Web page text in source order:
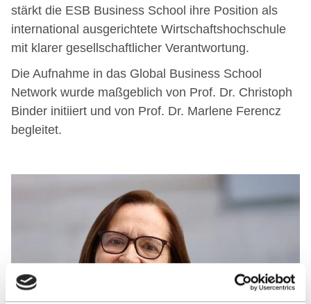
stärkt die ESB Business School ihre Position als
international ausgerichtete Wirtschaftshochschule
mit klarer gesellschaftlicher Verantwortung.
Die Aufnahme in das Global Business School
Network wurde maßgeblich von Prof. Dr. Christoph
Binder initiiert und von Prof. Dr. Marlene Ferencz
begleitet.